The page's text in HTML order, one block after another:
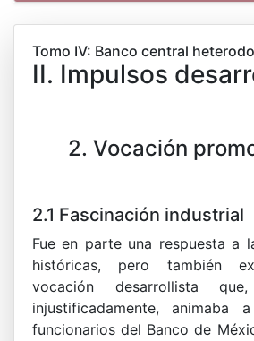
Tomo IV: Banco central
II. Impulsos
2. Vocación
2.1 Fascinación industrial
Fue en parte una respuesta a
históricas, pero también
vocación desarrollista
injustificadamente, animaba
funcionarios del Banco de